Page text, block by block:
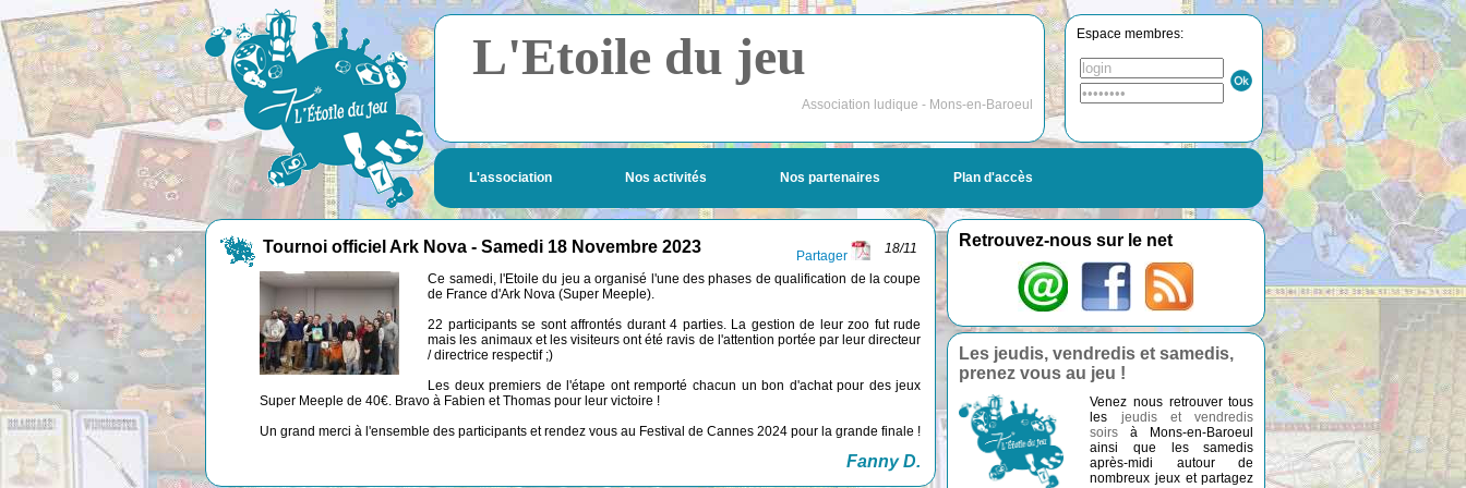
L'Etoile du jeu
Association ludique - Mons-en-Baroeul
Espace membres:
L'association Nos activités Nos partenaires Plan d'accès
Tournoi officiel Ark Nova - Samedi 18 Novembre 2023 18/11
Partager
Ce samedi, l'Etoile du jeu a organisé l'une des phases de qualification de la coupe
de France d'Ark Nova (Super Meeple).
22 participants se sont affrontés durant 4 parties. La gestion de leur zoo fut rude
mais les animaux et les visiteurs ont été ravis de l'attention portée par leur directeur
/ directrice respectif ;)
Les deux premiers de l'étape ont remporté chacun un bon d'achat pour des jeux
Super Meeple de 40€. Bravo à Fabien et Thomas pour leur victoire !
Un grand merci à l'ensemble des participants et rendez vous au Festival de Cannes 2024 pour la grande finale !
Fanny D.
Retrouvez-nous sur le net
Les jeudis, vendredis et samedis,
prenez vous au jeu !
Venez nous retrouver tous
les jeudis et vendredis
soirs à Mons-en-Baroeul
ainsi que les samedis
après-midi autour de
nombreux jeux et partagez